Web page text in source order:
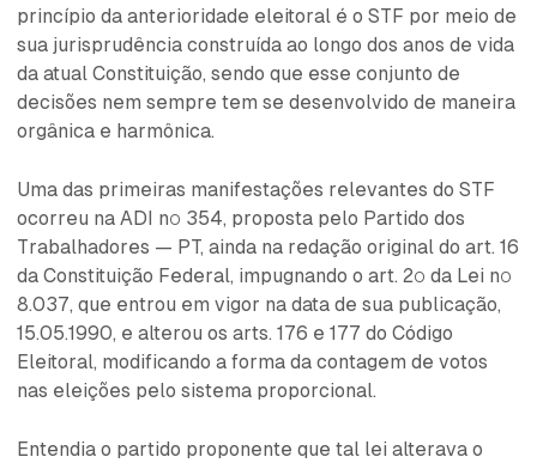
princípio da anterioridade eleitoral é o STF por meio de
sua jurisprudência construída ao longo dos anos de vida
da atual Constituição, sendo que esse conjunto de
decisões nem sempre tem se desenvolvido de maneira
orgânica e harmônica.
Uma das primeiras manifestações relevantes do STF
ocorreu na ADI nº 354, proposta pelo Partido dos
Trabalhadores — PT, ainda na redação original do art. 16
da Constituição Federal, impugnando o art. 2º da Lei nº
8.037, que entrou em vigor na data de sua publicação,
15.05.1990, e alterou os arts. 176 e 177 do Código
Eleitoral, modificando a forma da contagem de votos
nas eleições pelo sistema proporcional.
Entendia o partido proponente que tal lei alterava o